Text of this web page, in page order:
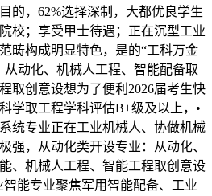
的，62%选择深制，大都优良学生
校；享受甲士待遇；正在沉型工业
畴构成明显特色，是的“工科万金
从动化、机械人工程、智能配备取
取创意设想为了便利2026届考生快
学取工程学科评估B+级及以上，•
统专业正在工业机械人、协做机械
强，从动化类开设专业：从动化、
、机械人工程、智能工程取创意设
能专业聚焦军用智能配备、工业